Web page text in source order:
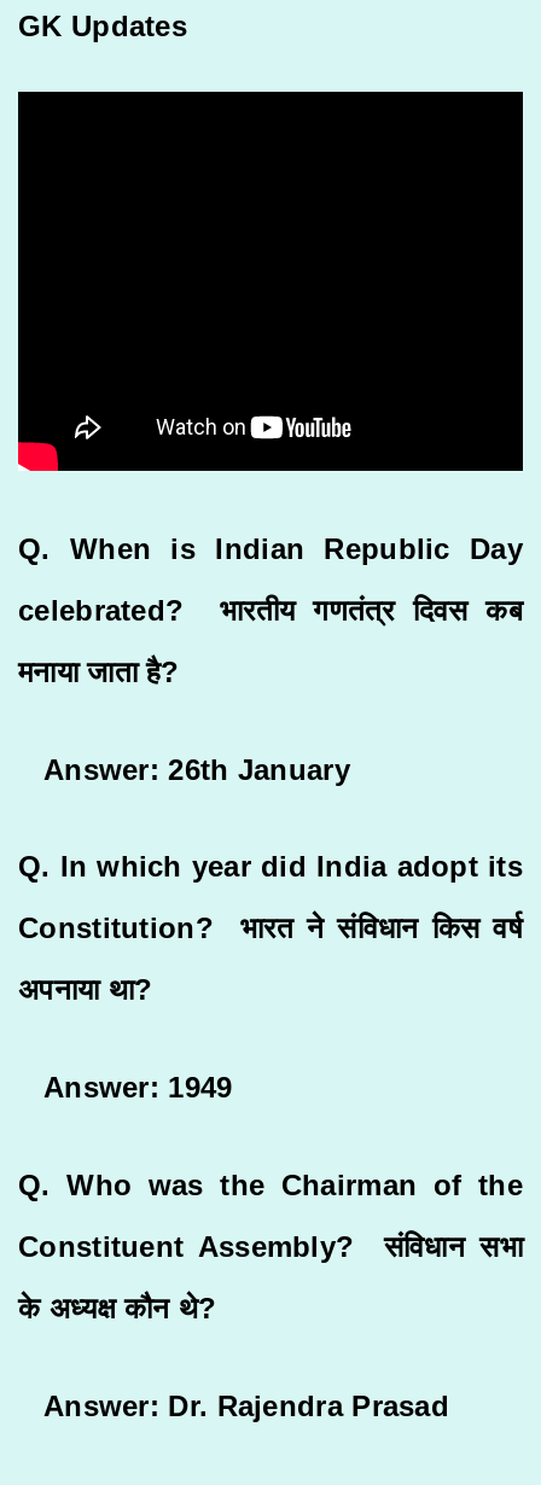
GK Updates
Q. When is Indian Republic Day
celebrated? भारतीय गणतंत्र दिवस कब
मनाया जाता है?
Answer: 26th January
Q. In which year did India adopt its
Constitution? भारत ने संविधान किस वर्ष
अपनाया था?
Answer: 1949
Q. Who was the Chairman of the
Constituent Assembly? संविधान सभा
के अध्यक्ष कौन थे?
Answer: Dr. Rajendra Prasad